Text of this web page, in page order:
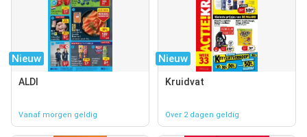
Nieuw
ALDI
Vanaf morgen geldig
Nieuw
Kruidvat
Over 2 dagen geldig